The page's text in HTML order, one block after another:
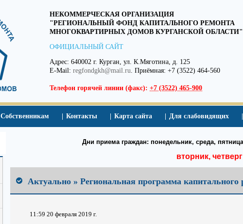
НЕКОММЕРЧЕСКАЯ ОРГАНИЗАЦИЯ
"РЕГИОНАЛЬНЫЙ ФОНД КАПИТАЛЬНОГО РЕМОНТА
МНОГОКВАРТИРНЫХ ДОМОВ КУРГАНСКОЙ ОБЛАСТИ"
ОФИЦИАЛЬНЫЙ САЙТ
Адрес: 640002 г. Курган, ул. К.Мяготина, д. 125
E-Mail: regfondgkh@mail.ru. Приёмная: +7 (3522) 464-560
Телефон горячей линии (факс): +7 (3522) 465-900
Собственникам Контакты Карта сайта Для слабовидящих
Дни приема граждан: понедельник, среда,
вторник,
Актуально » Региональная программа капитального
11:59 20 февраля 2019 г.